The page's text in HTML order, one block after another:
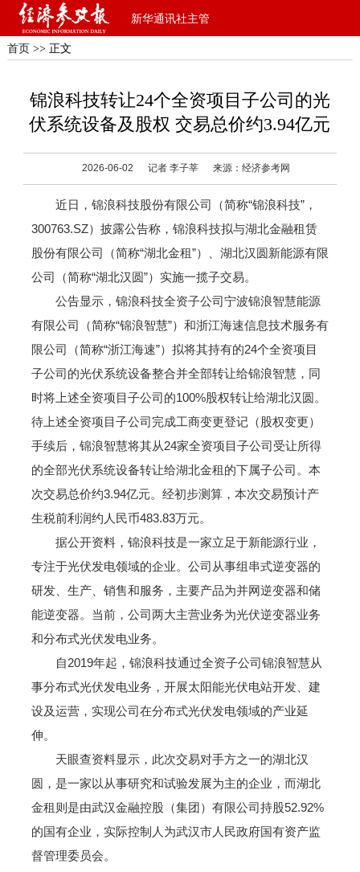
新华通讯社主管
首页 >> 正文
锦浪科技转让24个全资项目子公司的光
伏系统设备及股权 交易总价约3.94亿元
2026-06-02 记者 李子莘 来源：经济参考网
近日，锦浪科技股份有限公司（简称“锦浪科技”，
300763.SZ）披露公告称，锦浪科技拟与湖北金融租赁
股份有限公司（简称“湖北金租”）、湖北汉圆新能源有限
公司（简称“湖北汉圆”）实施一揽子交易。
公告显示，锦浪科技全资子公司宁波锦浪智慧能源
有限公司（简称“锦浪智慧”）和浙江海速信息技术服务有
限公司（简称“浙江海速”）拟将其持有的24个全资项目
子公司的光伏系统设备整合并全部转让给锦浪智慧，同
时将上述全资项目子公司的100%股权转让给湖北汉圆。
待上述全资项目子公司完成工商变更登记（股权变更）
手续后，锦浪智慧将其从24家全资项目子公司受让所得
的全部光伏系统设备转让给湖北金租的下属子公司。本
次交易总价约3.94亿元。经初步测算，本次交易预计产
生税前利润约人民币483.83万元。
据公开资料，锦浪科技是一家立足于新能源行业，
专注于光伏发电领域的企业。公司从事组串式逆变器的
研发、生产、销售和服务，主要产品为并网逆变器和储
能逆变器。当前，公司两大主营业务为光伏逆变器业务
和分布式光伏发电业务。
自2019年起，锦浪科技通过全资子公司锦浪智慧从
事分布式光伏发电业务，开展太阳能光伏电站开发、建
设及运营，实现公司在分布式光伏发电领域的产业延
伸。
天眼查资料显示，此次交易对手方之一的湖北汉
圆，是一家以从事研究和试验发展为主的企业，而湖北
金租则是由武汉金融控股（集团）有限公司持股52.92%
的国有企业，实际控制人为武汉市人民政府国有资产监
督管理委员会。